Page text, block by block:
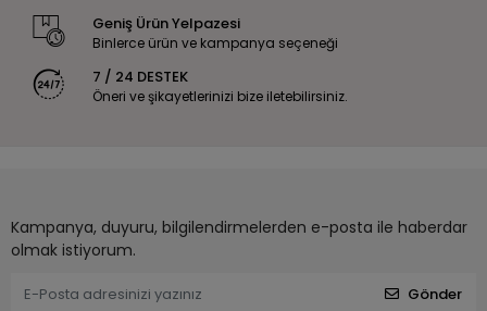
Geniş Ürün Yelpazesi
Binlerce ürün ve kampanya seçeneği
7 / 24 DESTEK
Öneri ve şikayetlerinizi bize iletebilirsiniz.
Kampanya, duyuru, bilgilendirmelerden e-posta ile haberdar
olmak istiyorum.
Gönder